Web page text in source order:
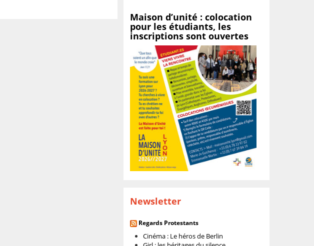
Maison d’unité : colocation
pour les étudiants, les
inscriptions sont ouvertes
Newsletter
Regards Protestants
Cinéma : Le héros de Berlin